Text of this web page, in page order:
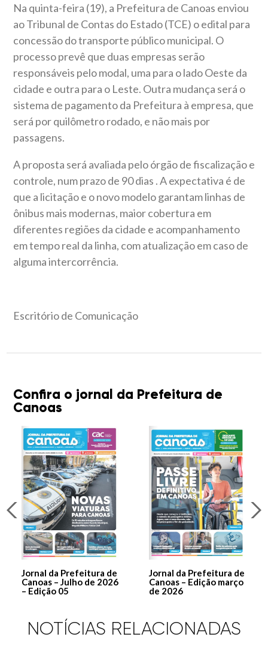
Na quinta-feira (19), a Prefeitura de Canoas enviou
ao Tribunal de Contas do Estado (TCE) o edital para
concessão do transporte público municipal. O
processo prevê que duas empresas serão
responsáveis pelo modal, uma para o lado Oeste da
cidade e outra para o Leste. Outra mudança será o
sistema de pagamento da Prefeitura à empresa, que
será por quilômetro rodado, e não mais por
passagens.
A proposta será avaliada pelo órgão de fiscalização e
controle, num prazo de 90 dias . A expectativa é de
que a licitação e o novo modelo garantam linhas de
ônibus mais modernas, maior cobertura em
diferentes regiões da cidade e acompanhamento
em tempo real da linha, com atualização em caso de
alguma intercorrência.
Escritório de Comunicação
Confira o jornal da Prefeitura de
Canoas
Jornal da Prefeitura de
Canoas – Julho de 2026
– Edição 05
Jornal da Prefeitura de
Canoas – Edição março
de 2026
NOTÍCIAS RELACIONADAS